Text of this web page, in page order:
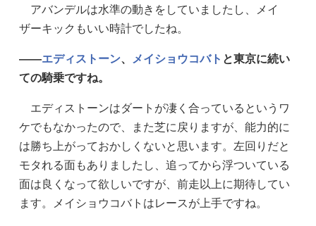
アバンデルは水準の動きをしていましたし、メイ
ザーキックもいい時計でしたね。
——エディストーン、 メイショウコバト と東京に続い
ての騎乗ですね。
エディストーンはダートが凄く合っているというワ
ケでもなかったので、また芝に戻りますが、能力的に
は勝ち上がっておかしくないと思います。左回りだと
モタれる面もありましたし、追ってから浮ついている
面は良くなって欲しいですが、前走以上に期待してい
ます。メイショウコバトはレースが上手ですね。